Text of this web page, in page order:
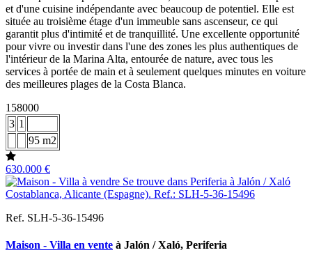
et d'une cuisine indépendante avec beaucoup de potentiel. Elle est
située au troisième étage d'un immeuble sans ascenseur, ce qui
garantit plus d'intimité et de tranquillité. Une excellente opportunité
pour vivre ou investir dans l'une des zones les plus authentiques de
l'intérieur de la Marina Alta, entourée de nature, avec tous les
services à portée de main et à seulement quelques minutes en voiture
des meilleures plages de la Costa Blanca.
158000
3 1
95 m2
630.000 €
Ref. SLH-5-36-15496
Maison - Villa en vente à Jalón / Xaló, Periferia